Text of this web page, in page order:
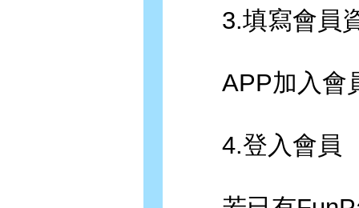
3.填寫會員
APP加入會
4.登入會員